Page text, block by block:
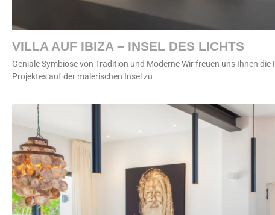
VILLA AUF IBIZA – INSEL DES LICHTS
Geniale Symbiose von Tradition und Moderne Wir freuen uns Ihnen
Projektes auf der malerischen Insel zu